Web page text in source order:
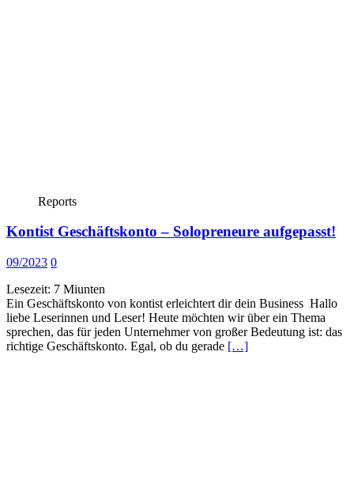
Reports
Kontist Geschäftskonto – Solopreneure aufgepasst!
09/2023 0
Lesezeit: 7 Miunten
Ein Geschäftskonto von kontist erleichtert dir dein Business Hallo
liebe Leserinnen und Leser! Heute möchten wir über ein Thema
sprechen, das für jeden Unternehmer von großer Bedeutung ist: das
richtige Geschäftskonto. Egal, ob du gerade […]